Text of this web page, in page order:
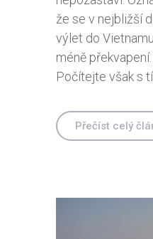
že se v nejbližší
výlet do
méně
Počítejte však s
Přečíst celý